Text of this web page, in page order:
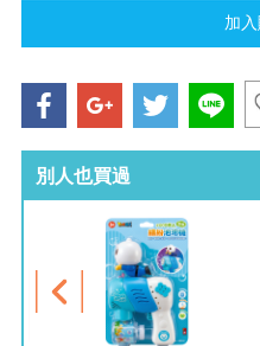
別人也買過